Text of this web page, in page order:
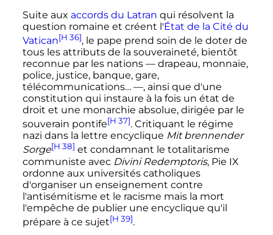
Suite aux accords du Latran qui résolvent la
question romaine et créent l'État de la Cité du
Vatican[H 36], le pape prend soin de le doter de
tous les attributs de la souveraineté, bientôt
reconnue par les nations — drapeau, monnaie,
police, justice, banque, gare,
télécommunications… —, ainsi que d'une
constitution qui instaure à la fois un état de
droit et une monarchie absolue, dirigée par le
souverain pontife[H 37]. Critiquant le régime
nazi dans la lettre encyclique Mit brennender
Sorge[H 38] et condamnant le totalitarisme
communiste avec Divini Redemptoris, Pie IX
ordonne aux universités catholiques
d'organiser un enseignement contre
l'antisémitisme et le racisme mais la mort
l'empêche de publier une encyclique qu'il
prépare à ce sujet[H 39].